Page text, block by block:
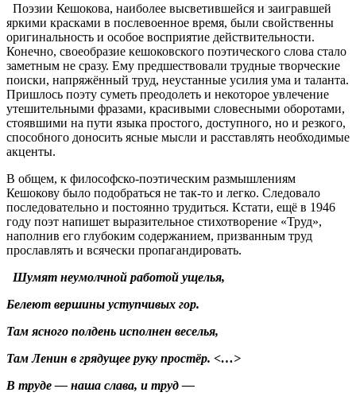
Поэзии Кешокова, наиболее высветившейся и заигравшей
яркими красками в послевоенное время, были свойственны
оригинальность и особое восприятие действительности.
Конечно, своеобразие кешоковского поэтического слова стало
заметным не сразу. Ему предшествовали трудные творческие
поиски, напряжённый труд, неустанные усилия ума и таланта.
Пришлось поэту суметь преодолеть и некоторое увлечение
утешительными фразами, красивыми словесными оборотами,
стоявшими на пути языка простого, доступного, но и резкого,
способного доносить ясные мысли и расставлять необходимые
акценты.
В общем, к философско-поэтическим размышлениям
Кешокову было подобраться не так-то и легко. Следовало
последовательно и постоянно трудиться. Кстати, ещё в 1946
году поэт напишет выразительное стихотворение «Труд»,
наполнив его глубоким содержанием, призванным труд
прославлять и всячески пропагандировать.
Шумят неумолчной работой ущелья,
Белеют вершины уступчивых гор.
Там ясного полдень исполнен веселья,
Там Ленин в грядущее руку простёр. <…>
В труде — наша слава, и труд —